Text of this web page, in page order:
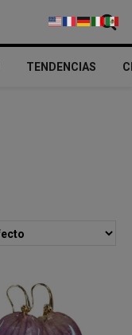
TENDENCIAS